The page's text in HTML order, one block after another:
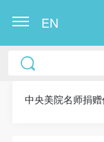
EN
中央美院名师捐
中央美术学院美
称“CAFAM”）
中央美术学院美
称“CAFAM”）
中央美术学院美
称“CAFAM”）